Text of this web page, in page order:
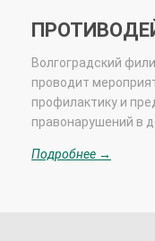
Волгоградский
проводит
профилактику и
правонарушений в
Подробнее →